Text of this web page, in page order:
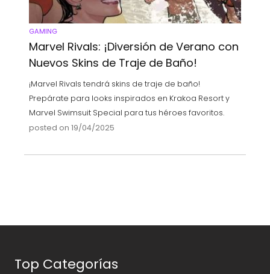
GAMING
Marvel Rivals: ¡Diversión de Verano con
Nuevos Skins de Traje de Baño!
¡Marvel Rivals tendrá skins de traje de baño!
Prepárate para looks inspirados en Krakoa Resort y
Marvel Swimsuit Special para tus héroes favoritos.
posted on 19/04/2025
Top Categorías